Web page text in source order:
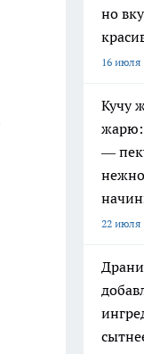
но
16 июля
Кучу
жарю:
—
22 июля